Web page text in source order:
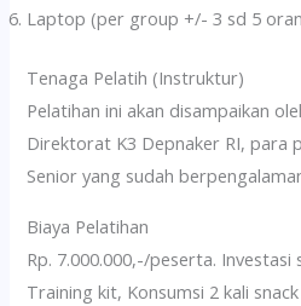
Laptop (per group +/- 3 sd 5
Tenaga Pelatih (Instruktur)
Pelatihan ini akan disampaikan
Direktorat K3 Depnaker RI, para
Senior yang sudah
Biaya Pelatihan
Rp. 7.000.000,-/peserta.
Training kit, Konsumsi 2 kali